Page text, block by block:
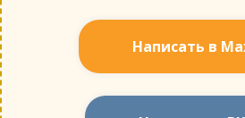
Написать в